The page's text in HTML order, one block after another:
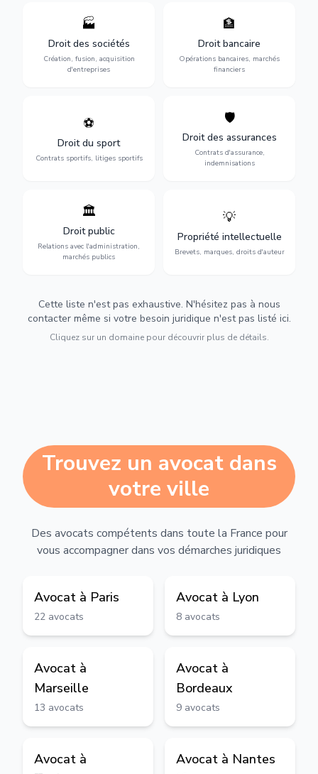
🏭
Droit des sociétés
Création, fusion, acquisition
d'entreprises
Structuration de votre
société : création, fusion-
acquisition, gouvernance et
restructuration.
🏦
Droit bancaire
Opérations bancaires, marchés
financiers
Gestion de vos opérations
financières : contentieux
bancaire, investissements et
régulation.
⚽
Droit du sport
Contrats sportifs, litiges sportifs
Expertise en droit sportif :
transferts, sponsoring et
contentieux.
🛡️
Droit des assurances
Contrats d'assurance,
indemnisations
Défense de vos intérêts :
contrats d'assurance,
sinistres et indemnisations
optimales.
🏛️
Droit public
Relations avec l'administration,
marchés publics
Gestion de vos relations
avec l'administration :
marchés publics,
urbanisme et contentieux.
💡
Propriété intellectuelle
Brevets, marques, droits d'auteur
Protection de vos créations
d'auteur et lutte contre la
contrefaçon.
Cette liste n'est pas exhaustive. N'hésitez pas à nous
contacter même si votre besoin juridique n'est pas listé ici.
Cliquez sur un domaine pour découvrir plus de détails.
Trouvez un avocat dans
votre ville
Des avocats compétents dans toute la France pour
vous accompagner dans vos démarches juridiques
Avocat à Paris
22 avocats
Avocat à Lyon
8 avocats
Avocat à
Marseille
13 avocats
Avocat à
Bordeaux
9 avocats
Avocat à
Avocat à Nantes